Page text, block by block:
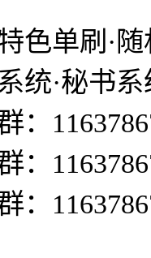
色单刷·
统·秘书
：
：
：